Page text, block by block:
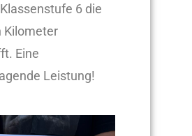
6 die
Kilometer
Eine
Leistung!